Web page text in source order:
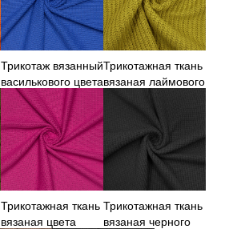
Трикотаж вязанный
василькового цвета
Трикотажная ткань
вязаная лаймового
Трикотажная ткань
вязаная цвета
Трикотажная ткань
вязаная черного